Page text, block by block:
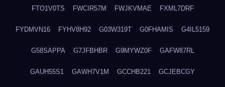
FTO1V0TS FWCIR57M FWJKVMAE FXML7DRF
FYDMVN16 FYHV8H92 G03W319T G0FHAMIS G4IL5159
G58SAPPA G7JFBHBR G9MYWZ0F GAFW87RL
GAUH55S1 GAWH7V1M GCCHB221 GCJEBCGY